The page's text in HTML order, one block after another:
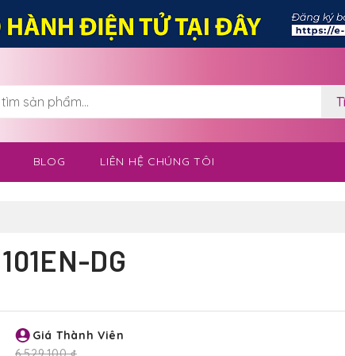
BLOG
LIÊN HỆ CHÚNG TÔI
DG
Giá Thành Viên